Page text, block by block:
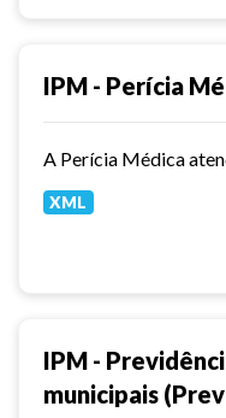
IPM - Perícia
XML
IPM -
municipais